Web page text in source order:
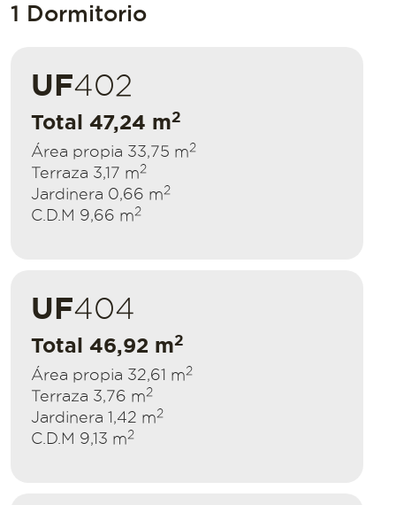
1 Dormitorio
UF402
Total 47,24 m2
Área propia 33,75 m2
Terraza 3,17 m2
Jardinera 0,66 m2
C.D.M 9,66 m2
UF404
Total 46,92 m2
Área propia 32,61 m2
Terraza 3,76 m2
Jardinera 1,42 m2
C.D.M 9,13 m2